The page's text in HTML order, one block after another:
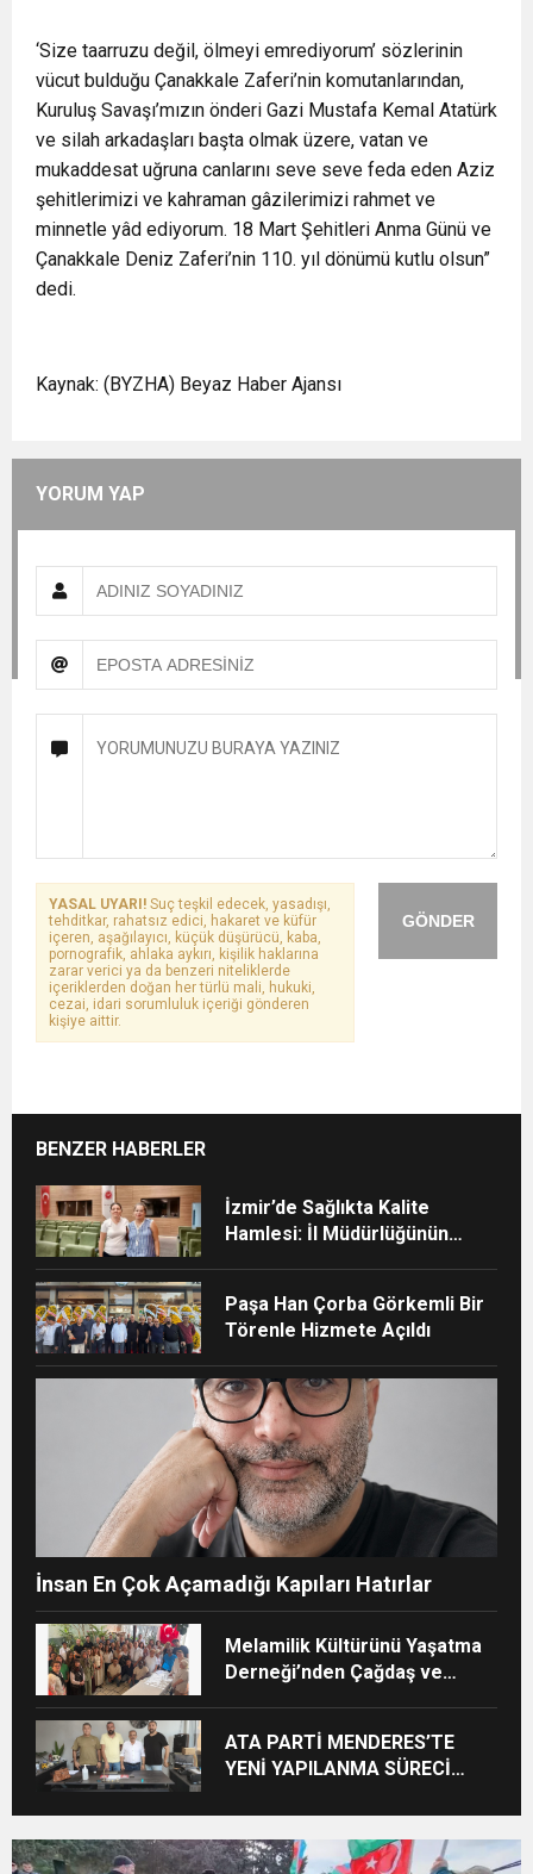
‘Size taarruzu değil, ölmeyi emrediyorum’ sözlerinin
vücut bulduğu Çanakkale Zaferi’nin komutanlarından,
Kuruluş Savaşı’mızın önderi Gazi Mustafa Kemal Atatürk
ve silah arkadaşları başta olmak üzere, vatan ve
mukaddesat uğruna canlarını seve seve feda eden Aziz
şehitlerimizi ve kahraman gâzilerimizi rahmet ve
minnetle yâd ediyorum. 18 Mart Şehitleri Anma Günü ve
Çanakkale Deniz Zaferi’nin 110. yıl dönümü kutlu olsun”
dedi.
Kaynak: (BYZHA) Beyaz Haber Ajansı
YORUM YAP
GÖNDER
YASAL UYARI! Suç teşkil edecek, yasadışı,
tehditkar, rahatsız edici, hakaret ve küfür
içeren, aşağılayıcı, küçük düşürücü, kaba,
pornografik, ahlaka aykırı, kişilik haklarına
zarar verici ya da benzeri niteliklerde
içeriklerden doğan her türlü mali, hukuki,
cezai, idari sorumluluk içeriği gönderen
kişiye aittir.
BENZER HABERLER
İzmir’de Sağlıkta Kalite
Hamlesi: İl Müdürlüğünün
Paşa Han Çorba Görkemli Bir
Törenle Hizmete Açıldı
İnsan En Çok Açamadığı Kapıları Hatırlar
Melamilik Kültürünü Yaşatma
Derneği’nden Çağdaş ve
ATA PARTİ MENDERES’TE
YENİ YAPILANMA SÜRECİ